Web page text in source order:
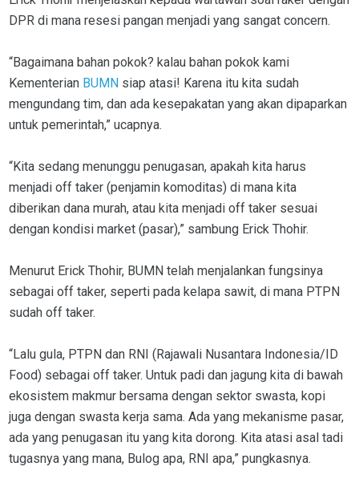
DPR di mana resesi pangan menjadi yang sangat concern.
“Bagaimana bahan pokok? kalau bahan pokok kami
Kementerian BUMN siap atasi! Karena itu kita sudah
mengundang tim, dan ada kesepakatan yang akan dipaparkan
untuk pemerintah,” ucapnya.
“Kita sedang menunggu penugasan, apakah kita harus
menjadi off taker (penjamin komoditas) di mana kita
diberikan dana murah, atau kita menjadi off taker sesuai
dengan kondisi market (pasar),” sambung Erick Thohir.
Menurut Erick Thohir, BUMN telah menjalankan fungsinya
sebagai off taker, seperti pada kelapa sawit, di mana PTPN
sudah off taker.
“Lalu gula, PTPN dan RNI (Rajawali Nusantara Indonesia/ID
Food) sebagai off taker. Untuk padi dan jagung kita di bawah
ekosistem makmur bersama dengan sektor swasta, kopi
juga dengan swasta kerja sama. Ada yang mekanisme pasar,
ada yang penugasan itu yang kita dorong. Kita atasi asal tadi
tugasnya yang mana, Bulog apa, RNI apa,” pungkasnya.